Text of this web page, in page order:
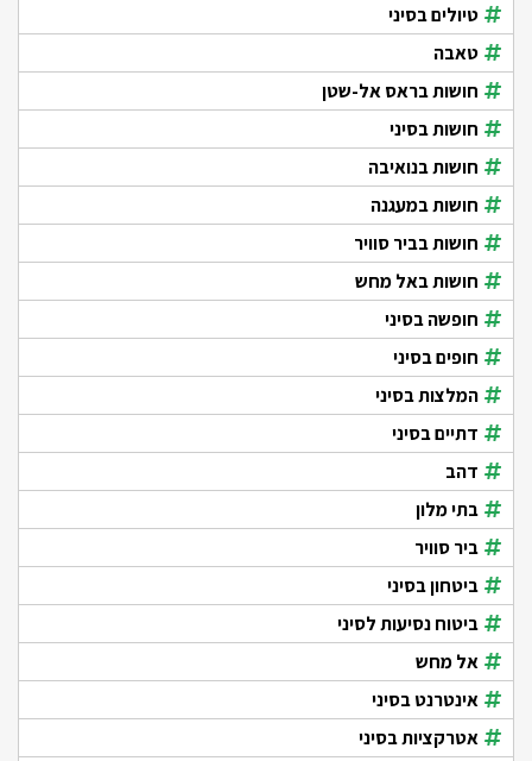
טיולים בסיני
טאבה
חושות בראס אל-שטן
חושות בסיני
חושות בנואיבה
חושות במעגנה
חושות בביר סוויר
חושות באל מחש
חופשה בסיני
חופים בסיני
המלצות בסיני
דתיים בסיני
דהב
בתי מלון
ביר סוויר
ביטחון בסיני
ביטוח נסיעות לסיני
אל מחש
אינטרנט בסיני
אטרקציות בסיני